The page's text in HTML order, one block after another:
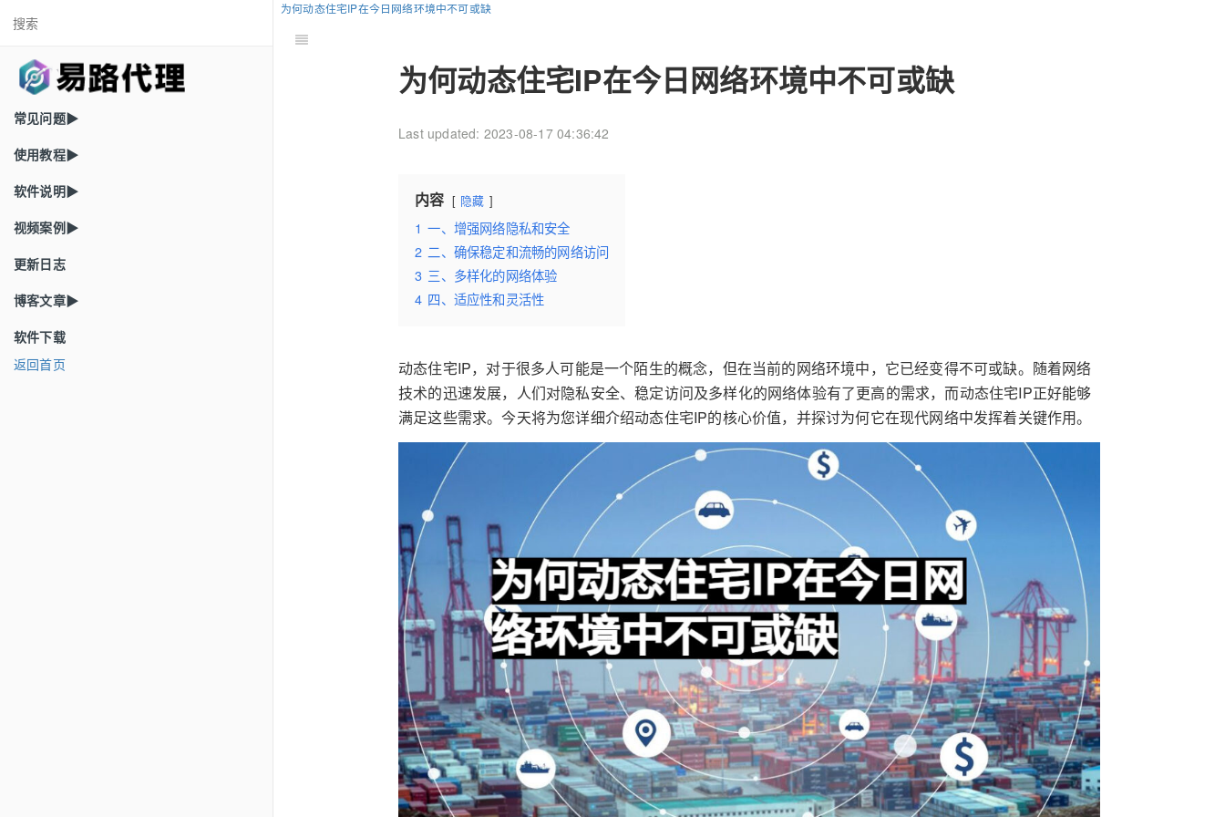
常见问题▶
使用教程▶
软件说明▶
视频案例▶
更新日志
博客文章▶
软件下载
返回首页
为何动态住宅IP在今日网络环境中不可或缺
为何动态住宅IP在今日网络环境中不可或缺
Last updated: 2023-08-17 04:36:42
内容 隐藏
1 一、增强网络隐私和安全
2 二、确保稳定和流畅的网络访问
3 三、多样化的网络体验
4 四、适应性和灵活性
动态住宅IP，对于很多人可能是一个陌生的概念，但在当前的网络环境中，它已经变得不可或缺。随着网络
技术的迅速发展，人们对隐私安全、稳定访问及多样化的网络体验有了更高的需求，而动态住宅IP正好能够
满足这些需求。今天将为您详细介绍动态住宅IP的核心价值，并探讨为何它在现代网络中发挥着关键作用。